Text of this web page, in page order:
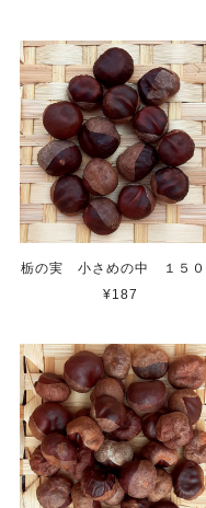
栃の実 小さめの中 １５０
¥187